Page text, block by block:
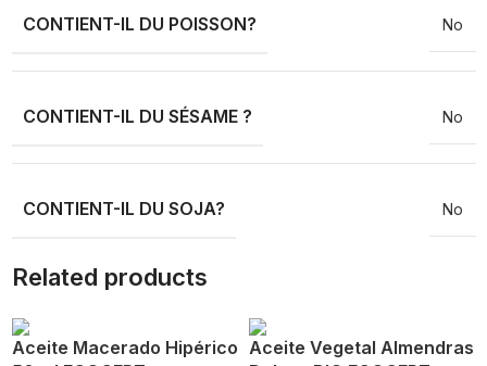
CONTIENT-IL DU POISSON? No
CONTIENT-IL DU SÉSAME ? No
CONTIENT-IL DU SOJA? No
Related products
Aceite Macerado Hipérico Aceite Vegetal Almendras